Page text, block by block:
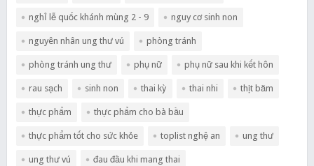
nghỉ lễ quốc khánh mùng 2 - 9 nguy cơ sinh non
nguyên nhân ung thư vú phòng tránh
phòng tránh ung thư phụ nữ phụ nữ sau khi kết hôn
rau sạch sinh non thai kỳ thai nhi thịt băm
thực phẩm thực phẩm cho bà bầu
thực phẩm tốt cho sức khỏe toplist nghệ an ung thư
ung thư vú đau đầu khi mang thai